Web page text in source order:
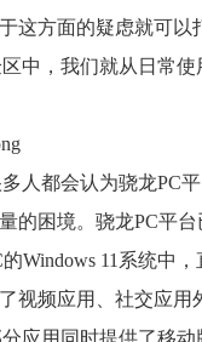
这方面的疑虑就可以
中，我们就从日常
人都会认为骁龙PC
的困境。骁龙PC平
Windows 11系统中
视频应用、社交应用
应用同时提供了移